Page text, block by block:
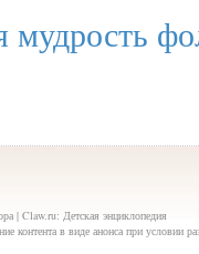
мудрость
| Claw.ru: Детская энциклопедия
контента в виде анонса при условии